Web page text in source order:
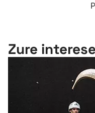
Zure